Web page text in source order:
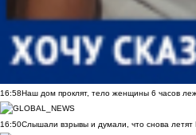
16:58Наш дом проклят, тело женщины 6 часов
16:50Слышали взрывы и думали, что снова